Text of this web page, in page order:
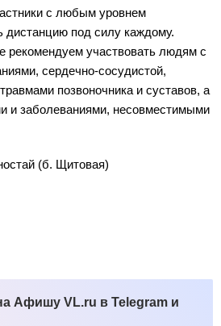
с любым уровнем
дистанцию под силу каждому.
рекомендуем участвовать людям с
сердечно-сосудистой,
позвоночника и суставов, а
и заболеваниями, несовместимыми
(б. Щитовая)
Афишу VL.ru в Telegram и